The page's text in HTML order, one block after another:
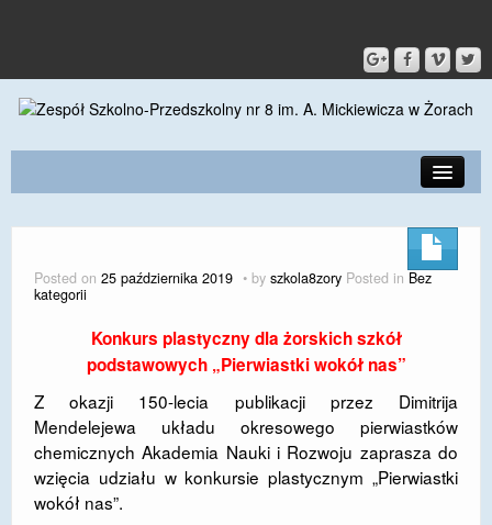
KONTAKT
DLA RODZICÓW I UCZNIÓW
DLA PRACOWNIKÓW
GALERIA
SPORT
Posted on 25 października 2019 by szkola8zory Posted in Bez
kategorii
Konkurs plastyczny dla żorskich szkół
podstawowych „Pierwiastki wokół nas”
Z okazji 150-lecia publikacji przez Dimitrija
Mendelejewa układu okresowego pierwiastków
chemicznych Akademia Nauki i Rozwoju zaprasza do
wzięcia udziału w konkursie plastycznym „Pierwiastki
wokół nas”.